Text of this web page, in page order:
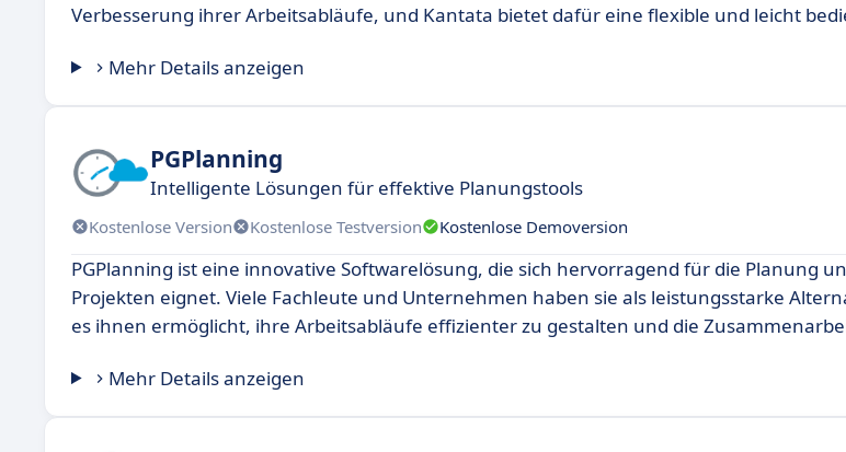
Verbesserung ihrer Arbeitsabläufe, und Kantata bietet dafür eine flexible und leicht
Mehr Details anzeigen
PGPlanning
Intelligente Lösungen für effektive Planungstools
Kostenlose Version Kostenlose Testversion Kostenlose Demoversion
PGPlanning ist eine innovative Softwarelösung, die sich hervorragend für die Planung
Projekten eignet. Viele Fachleute und Unternehmen haben sie als leistungsstarke
es ihnen ermöglicht, ihre Arbeitsabläufe effizienter zu gestalten und die
Mehr Details anzeigen